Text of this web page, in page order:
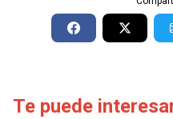
Te puede